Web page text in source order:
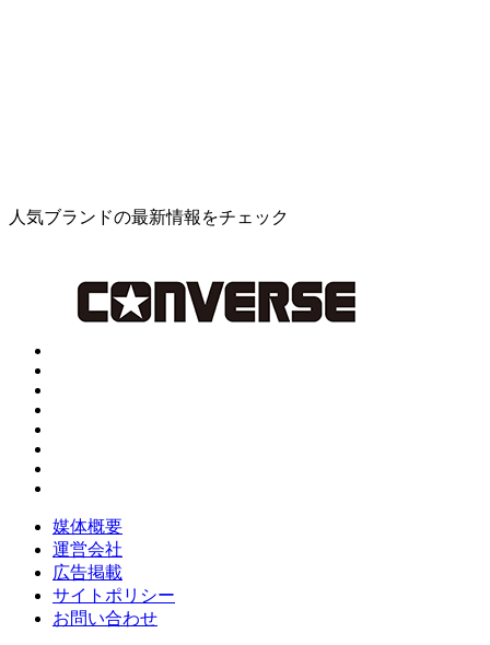
人気ブランドの最新情報をチェック
媒体概要
運営会社
広告掲載
サイトポリシー
お問い合わせ